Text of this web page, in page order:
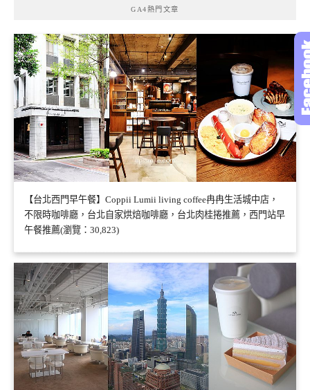
GA4熱門文章
【台北西門早午餐】Coppii Lumii living coffee冉冉生活城中店，
不限時咖啡廳，台北自家烘焙咖啡廳，台北肉桂捲推薦，西門站早
午餐推薦(瀏覽：30,823)